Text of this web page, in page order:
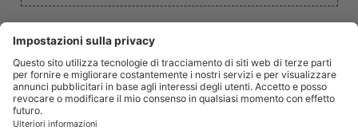
Impostazioni dei cookie
Potremmo ricevere una commissione se utilizzi uno dei
nostri link per effettuare un acquisto.